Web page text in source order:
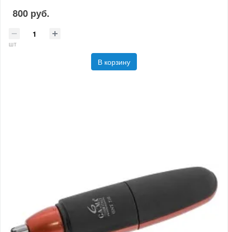
800 руб.
шт
В корзину